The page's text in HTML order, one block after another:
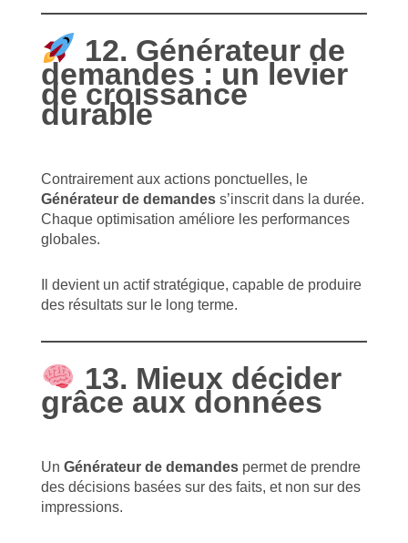
12. Générateur de
demandes : un levier
de croissance
durable
Contrairement aux actions ponctuelles, le
Générateur de demandes s’inscrit dans la durée.
Chaque optimisation améliore les performances
globales.
Il devient un actif stratégique, capable de produire
des résultats sur le long terme.
13. Mieux décider
grâce aux données
Un Générateur de demandes permet de prendre
des décisions basées sur des faits, et non sur des
impressions.